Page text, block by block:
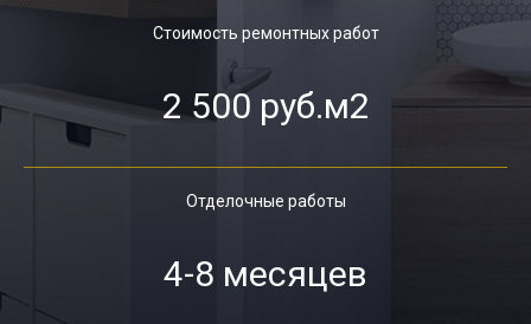
Стоимость ремонтных работ
2 500 руб.м2
Отделочные работы
4-8 месяцев